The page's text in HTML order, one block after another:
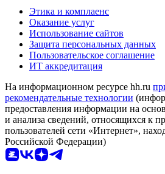
Этика и комплаенс
Оказание услуг
Использование сайтов
Защита персональных данных
Пользовательское соглашение
ИТ аккредитация
На информационном ресурсе hh.ru
рекомендательные технологии
предоставления информации на
и анализа сведений, относящихся к
пользователей сети «Интернет»,
Российской Федерации)